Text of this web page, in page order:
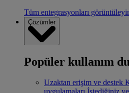
Tüm entegrasyonları
Çözümler
Popüler kullanım
Uzaktan erişim ve destek